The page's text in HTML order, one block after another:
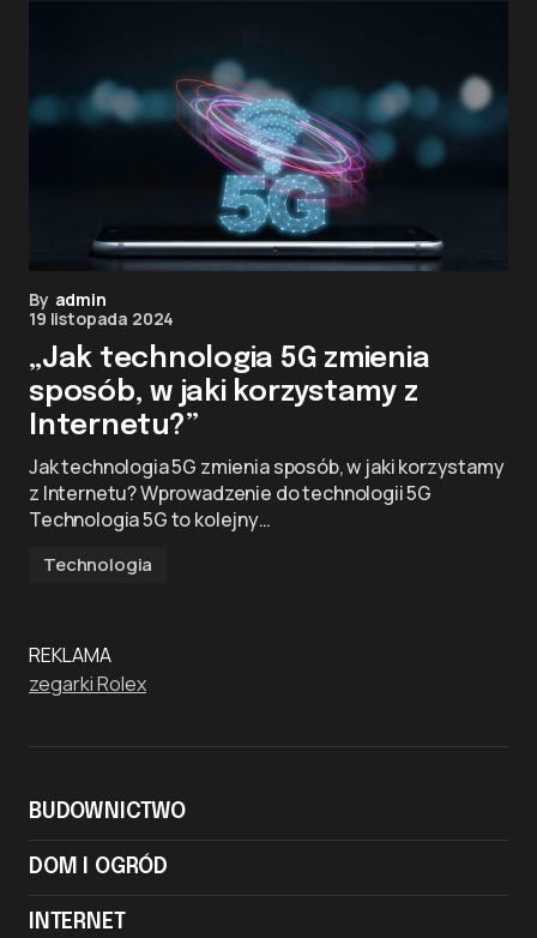
By admin
19 listopada 2024
„Jak technologia 5G zmienia
sposób, w jaki korzystamy z
Internetu?”
Jak technologia 5G zmienia sposób, w jaki korzystamy
z Internetu? Wprowadzenie do technologii 5G
Technologia 5G to kolejny…
Technologia
REKLAMA
zegarki Rolex
BUDOWNICTWO
DOM I OGRÓD
INTERNET